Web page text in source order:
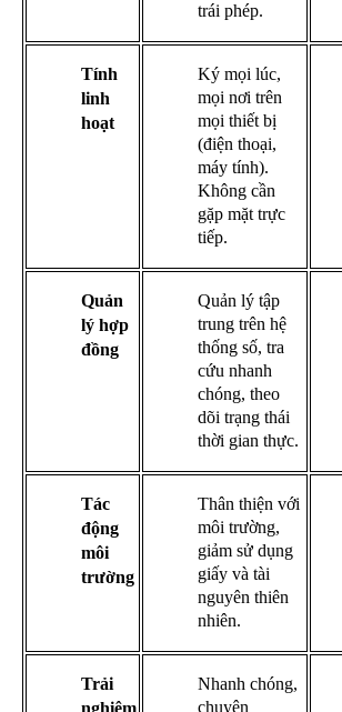
trái phép.
Tính
linh
hoạt
Ký mọi lúc,
mọi nơi trên
mọi thiết bị
(điện thoại,
máy tính).
Không cần
gặp mặt trực
tiếp.
Quản
lý hợp
đồng
Quản lý tập
trung trên hệ
thống số, tra
cứu nhanh
chóng, theo
dõi trạng thái
thời gian thực.
Tác
động
môi
trường
Thân thiện với
môi trường,
giảm sử dụng
giấy và tài
nguyên thiên
nhiên.
Trải
Nhanh chóng,
chuyên